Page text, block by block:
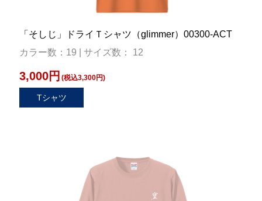
「そしじ」ドライＴシャツ（glimmer）00300-ACT
カラー数：19 | サイズ数： 12
3,000円 (税込3,300円)
Tシャツ